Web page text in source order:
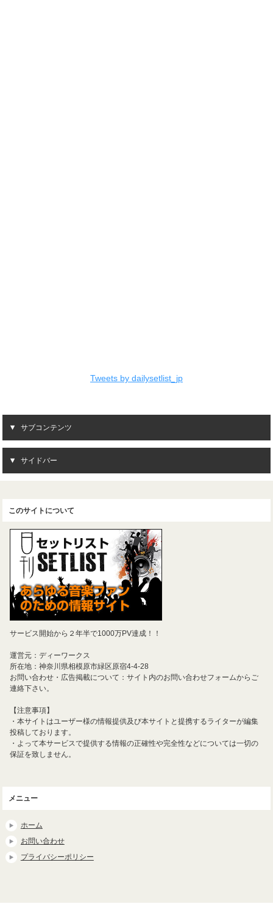
Tweets by dailysetlist_jp
サブコンテンツ
サイドバー
このサイトについて
サービス開始から２年半で1000万PV達成！！
運営元：ディーワークス
所在地：神奈川県相模原市緑区原宿4-4-28
お問い合わせ・広告掲載について：サイト内のお問い合わせフォームからご
連絡下さい。
【注意事項】
・本サイトはユーザー様の情報提供及び本サイトと提携するライターが編集
投稿しております。
・よって本サービスで提供する情報の正確性や完全性などについては一切の
保証を致しません。
メニュー
ホーム
お問い合わせ
プライバシーポリシー